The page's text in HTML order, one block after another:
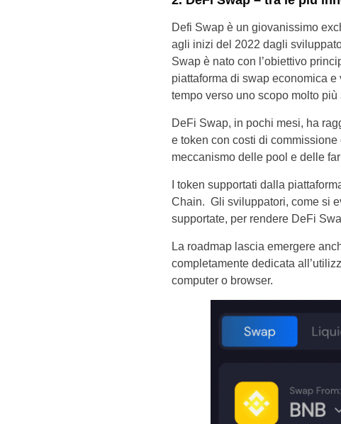
Defi Swap è un giovanissimo
agli inizi del 2022 dagli
Swap è nato con l’obiettivo
piattaforma di swap economica
tempo verso uno scopo molto
DeFi Swap, in pochi mesi, ha
e token con costi di
meccanismo delle pool e delle
I token supportati dalla
Chain. Gli sviluppatori, come si
supportate, per rendere DeFi
La roadmap lascia emergere
completamente dedicata
computer o browser.